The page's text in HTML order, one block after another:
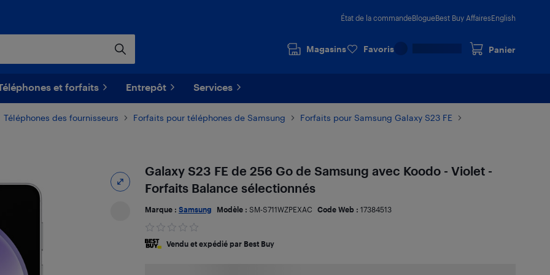
État de la commandeBlogueBest Buy AffairesEnglish
Magasins Favoris Panier
et forfaits Entrepôt Services
Téléphones des fournisseurs Forfaits pour téléphones de Samsung
Forfaits pour Samsung Galaxy S23 FE
Galaxy S23 FE de 256 Go de Samsung avec Koodo - Violet -
Forfaits Balance sélectionnés
Marque : Samsung Modèle : SM-S711WZPEXAC Code Web : 17384513
Vendu et expédié par Best Buy